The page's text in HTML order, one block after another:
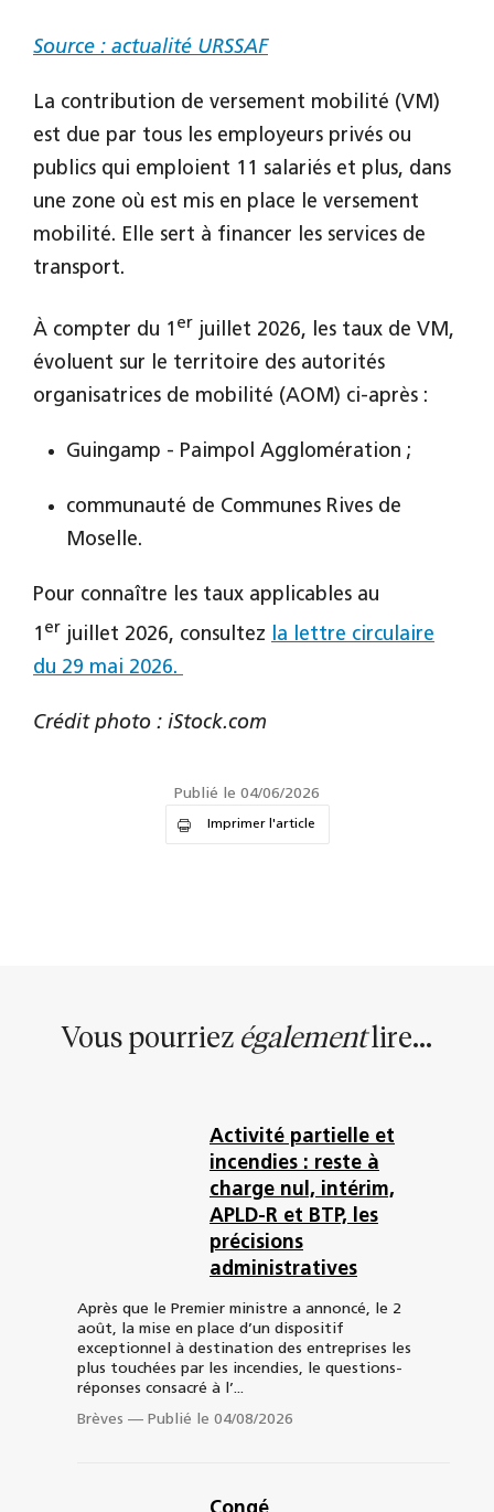
Source : actualité URSSAF
La contribution de versement mobilité (VM)
est due par tous les employeurs privés ou
publics qui emploient 11 salariés et plus, dans
une zone où est mis en place le versement
mobilité. Elle sert à financer les services de
transport.
À compter du 1 er juillet 2026, les taux de VM,
évoluent sur le territoire des autorités
organisatrices de mobilité (AOM) ci-après :
Guingamp - Paimpol Agglomération ;
communauté de Communes Rives de
Moselle.
Pour connaître les taux applicables au
1 er juillet 2026, consultez la lettre circulaire
du 29 mai 2026.
Crédit photo : iStock.com
Publié le 04/06/2026
Imprimer l'article
Vous pourriez égalementlire...
Activité partielle et
incendies : reste à
charge nul, intérim,
APLD-R et BTP, les
précisions
administratives
Après que le Premier ministre a annoncé, le 2
août, la mise en place d’un dispositif
exceptionnel à destination des entreprises les
plus touchées par les incendies, le questions-
réponses consacré à l’...
Brèves — Publié le 04/08/2026